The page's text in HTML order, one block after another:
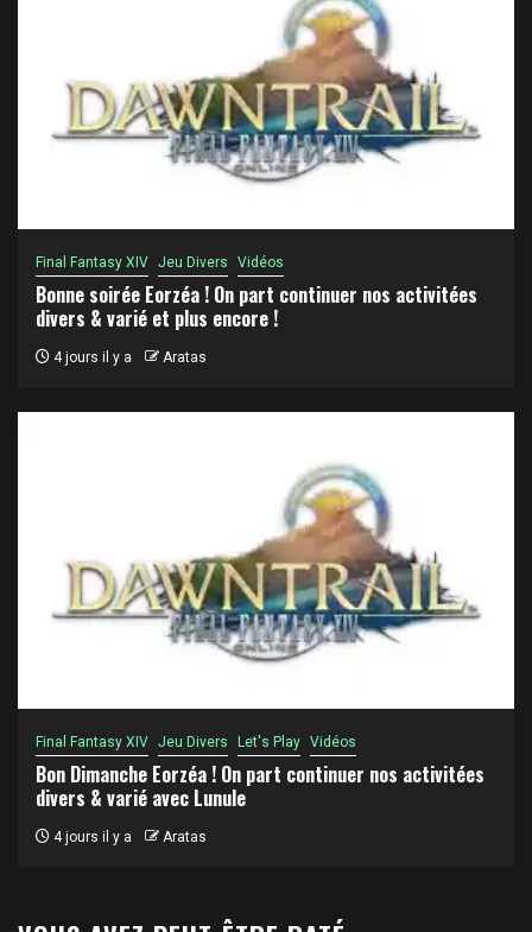
Final Fantasy XIV Jeu Divers Vidéos
Bonne soirée Eorzéa ! On part continuer nos activitées
divers & varié et plus encore !
4 jours il y a Aratas
Final Fantasy XIV Jeu Divers Let's Play Vidéos
Bon Dimanche Eorzéa ! On part continuer nos activitées
divers & varié avec Lunule
4 jours il y a Aratas